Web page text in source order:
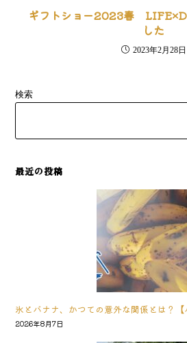
ギフトショー2023春
した
2023年2月28日
検索
最近の投稿
氷とバナナ、かつての意外な関係とは？【
2026年8月7日